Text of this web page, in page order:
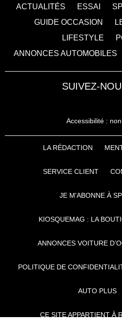
ACTUALITÉS ESSAI
GUIDE OCCASION
LIFESTYLE
ANNONCES AUTOMOBILES
SUIVEZ-
Accessibilité :
LA RÉDACTION
SERVICE CLIENT
JE M'ABONNE À
KIOSQUEMAG : LA
ANNONCES VOITURE
POLITIQUE DE
AUTO PLUS
CE SITE APPARTIENT À